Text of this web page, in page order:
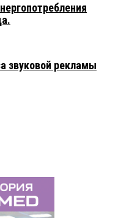
звуковой рекламы